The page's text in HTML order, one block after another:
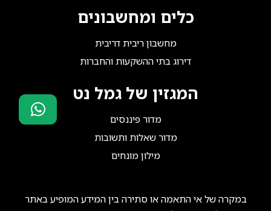
כלים ומחשבונים
מחשבון ריבית דריבית
דירוג בתי ההשקעות והחברות
המגזין של גמל נט
מדור פיננסים
מדור שאלות ותשובות
מילון מונחים
במקרה של אי התאמה או סתירה בין המידע המופיע באתר